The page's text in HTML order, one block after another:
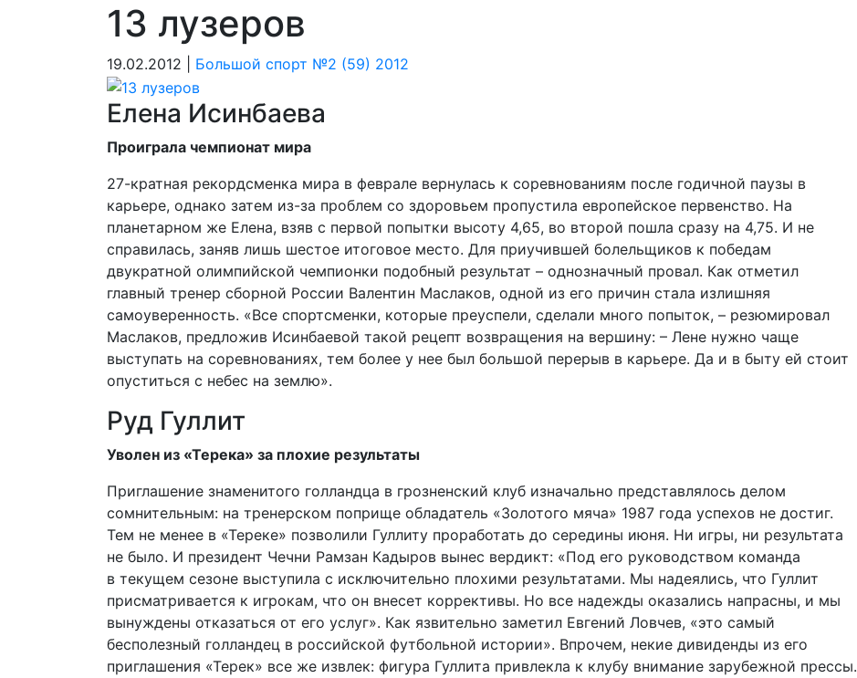
13 лузеров
19.02.2012 | Большой спорт №2 (59) 2012
Елена Исинбаева
Проиграла чемпионат мира
27-кратная рекордсменка мира в феврале вернулась к соревнованиям после годичной паузы в
карьере, однако затем из-за проблем со здоровьем пропустила европейское первенство. На
планетарном же Елена, взяв с первой попытки высоту 4,65, во второй пошла сразу на 4,75. И не
справилась, заняв лишь шестое итоговое место. Для приучившей болельщиков к победам
двукратной олимпийской чемпионки подобный результат – однозначный провал. Как отметил
главный тренер сборной России Валентин Маслаков, одной из его причин стала излишняя
самоуверенность. «Все спорт­сменки, которые преуспели, сделали много попыток, – резюмировал
Маслаков, предложив Исинбаевой такой рецепт возвращения на вершину: – Лене нужно чаще
выступать на соревнованиях, тем более у нее был большой перерыв в карьере. Да и в быту ей стоит
опуститься с небес на землю».
Руд Гуллит
Уволен из «Терека» за плохие результаты
Приглашение знаменитого голландца в грозненский клуб изначально представлялось делом
сомнительным: на тренерском поприще обладатель «Золотого мяча» 1987 года успехов не достиг.
Тем не менее в «Тереке» позволили Гуллиту проработать до середины июня. Ни игры, ни результата
не было. И президент Чечни Рамзан Кадыров вынес вердикт: «Под его руководством команда
в текущем сезоне выступила с исключительно плохими результатами. Мы надеялись, что Гуллит
присматривается к игрокам, что он внесет коррективы. Но все надежды оказались напрасны, и мы
вынуждены отказаться от его услуг». Как язвительно заметил Евгений Ловчев, «это самый
бесполезный голландец в российской футбольной истории». Впрочем, некие дивиденды из его
приглашения «Терек» все же извлек: фигура Гуллита привлекла к клубу внимание зарубежной прессы.